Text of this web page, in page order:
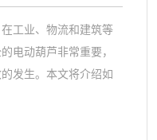
工业、物流和建筑等
电动葫芦非常重要，
发生。本文将介绍如